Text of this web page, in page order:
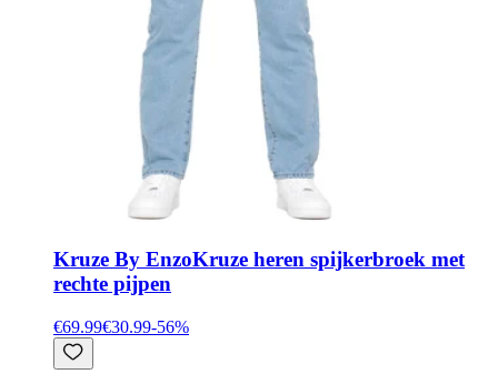
Kruze By EnzoKruze heren spijkerbroek met
rechte pijpen
€69.99€30.99-56%